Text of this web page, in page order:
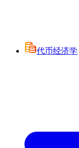
代币经济学